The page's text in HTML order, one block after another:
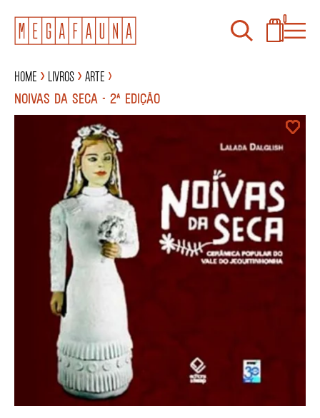
0
Home Livros
Arte
NOIVAS DA SECA - 2ª EDIÇÃO